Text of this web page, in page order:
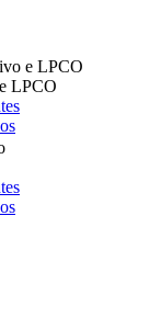
e LPCO
LPCO